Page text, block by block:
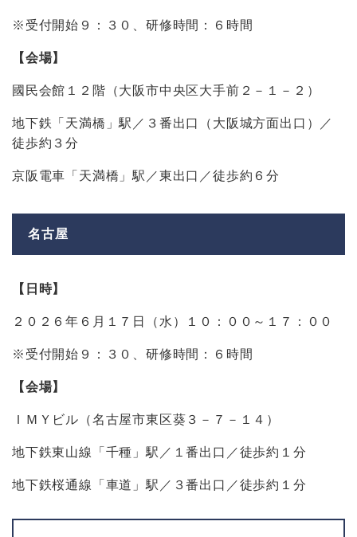
※受付開始９：３０、研修時間：６時間
【会場】
國民会館１２階（大阪市中央区大手前２－１－２）
地下鉄「天満橋」駅／３番出口（大阪城方面出口）／
徒歩約３分
京阪電車「天満橋」駅／東出口／徒歩約６分
名古屋
【日時】
２０２６年６月１７日（水）１０：００～１７：００
※受付開始９：３０、研修時間：６時間
【会場】
ＩＭＹビル（名古屋市東区葵３－７－１４）
地下鉄東山線「千種」駅／１番出口／徒歩約１分
地下鉄桜通線「車道」駅／３番出口／徒歩約１分